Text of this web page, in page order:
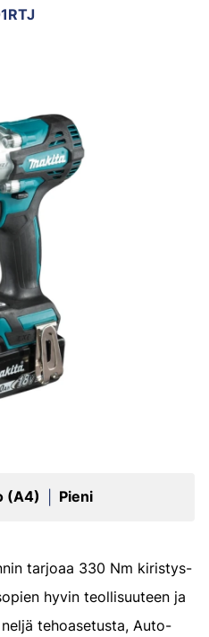
(A4) Pieni
tarjoaa 330 Nm kiristys-
hyvin teollisuuteen ja
tehoasetusta, Auto-